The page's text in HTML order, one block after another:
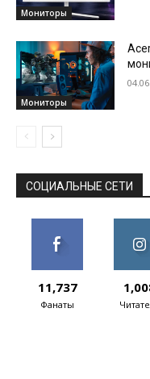
Мониторы
Мониторы
СОЦИАЛЬНЫЕ СЕТИ
11,737
Фанаты